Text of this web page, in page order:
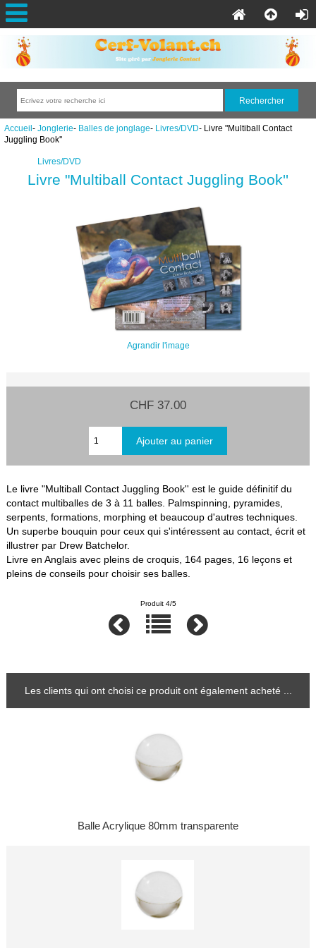
Accueil- Jonglerie- Balles de jonglage- Livres/DVD- Livre "Multiball Contact
Juggling Book''
Livres/DVD
Livre "Multiball Contact Juggling Book''
Agrandir l'image
CHF 37.00
Le livre "Multiball Contact Juggling Book'' est le guide définitif du
contact multiballes de 3 à 11 balles. Palmspinning, pyramides,
serpents, formations, morphing et beaucoup d'autres techniques.
Un superbe bouquin pour ceux qui s'intéressent au contact, écrit et
illustrer par Drew Batchelor.
Livre en Anglais avec pleins de croquis, 164 pages, 16 leçons et
pleins de conseils pour choisir ses balles.
Produit 4/5
Les clients qui ont choisi ce produit ont également acheté ...
Balle Acrylique 80mm transparente